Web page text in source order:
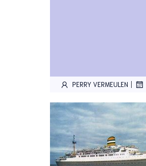
PERRY VERMEULEN |